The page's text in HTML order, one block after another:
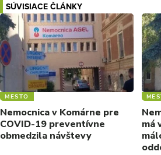
SÚVISIACE ČLÁNKY
MESTO
Nemocnica v Komárne pre
COVID-19 preventívne
obmedzila návštevy
má